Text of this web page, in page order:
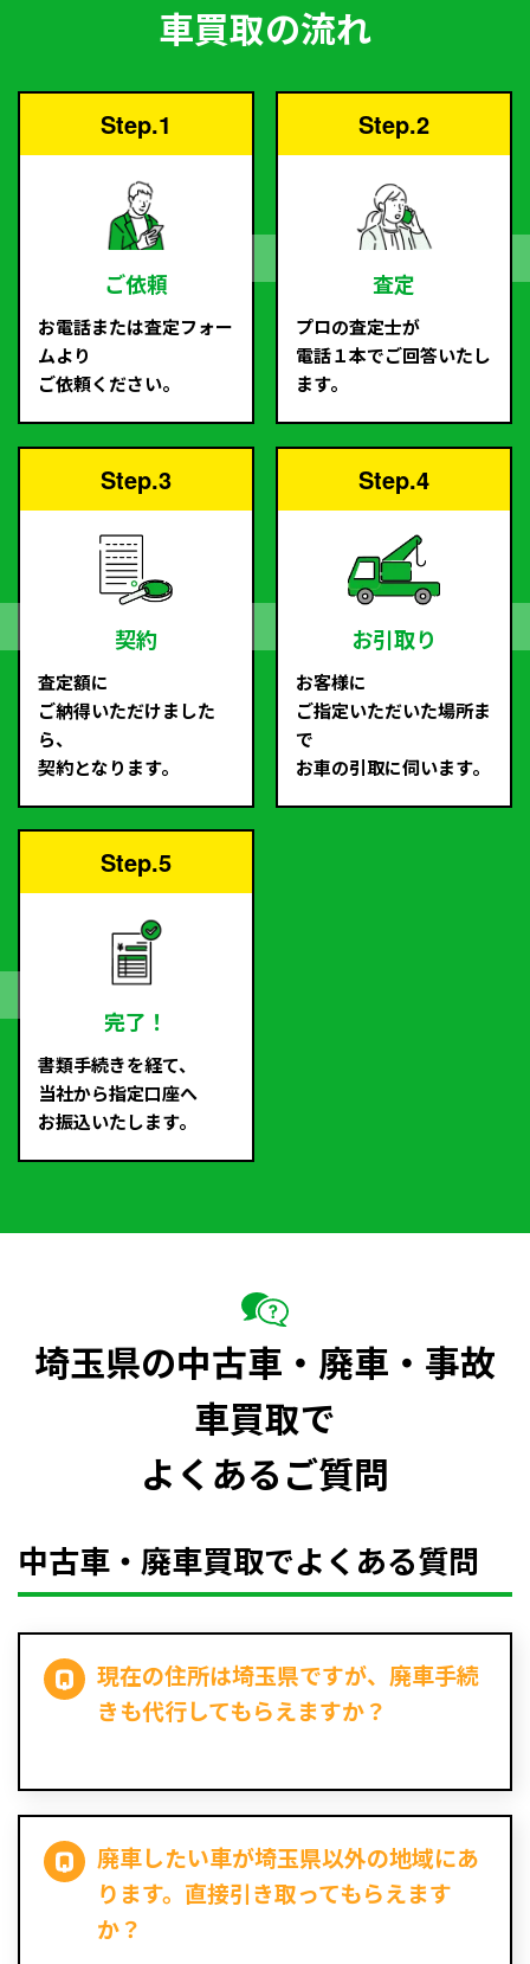
車買取の流れ
Step.1
ご依頼
お電話または査定フォー
ムより
ご依頼ください。
Step.2
査定
プロの査定士が
電話１本でご回答いたし
ます。
Step.3
契約
査定額に
ご納得いただけました
ら、
契約となります。
Step.4
お引取り
お客様に
ご指定いただいた場所ま
で
お車の引取に伺います。
Step.5
完了！
書類手続きを経て、
当社から指定口座へ
お振込いたします。
埼玉県の中古車・廃車・事故
車買取で
よくあるご質問
中古車・廃車買取でよくある質問
現在の住所は埼玉県ですが、廃車手続
きも代行してもらえますか？
廃車したい車が埼玉県以外の地域にあ
ります。直接引き取ってもらえます
か？